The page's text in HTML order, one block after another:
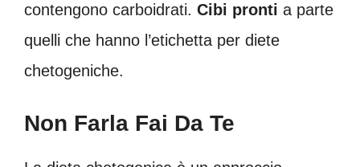
contengono carboidrati. Cibi pronti a parte
quelli che hanno l’etichetta per diete
chetogeniche.
Non Farla Fai Da Te